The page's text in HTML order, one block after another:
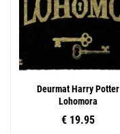
Deurmat Harry Potter
Lohomora
€ 19.95